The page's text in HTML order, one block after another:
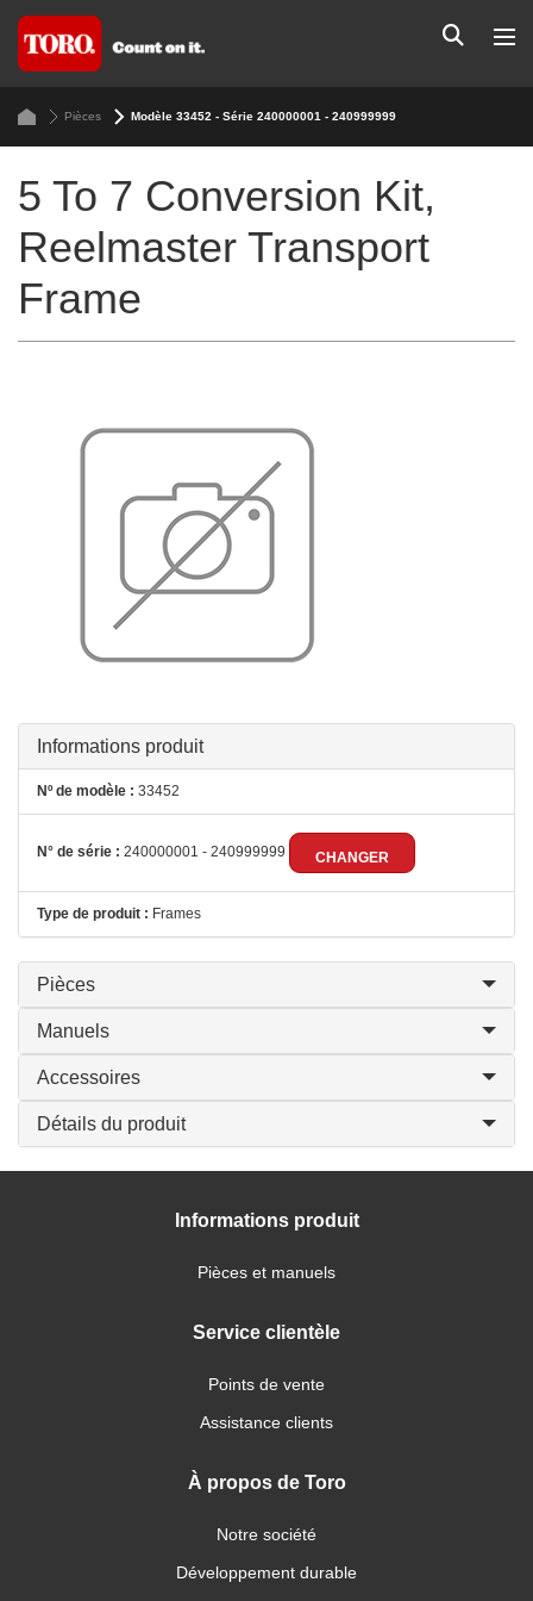
Pièces Modèle 33452 - Série 240000001 - 240999999
5 To 7 Conversion Kit,
Reelmaster Transport
Frame
Informations produit
Nº de modèle : 33452
N° de série : 240000001 - 240999999 CHANGER
Type de produit : Frames
Pièces
Manuels
Accessoires
Détails du produit
Informations produit
Pièces et manuels
Service clientèle
Points de vente
Assistance clients
À propos de Toro
Notre société
Développement durable